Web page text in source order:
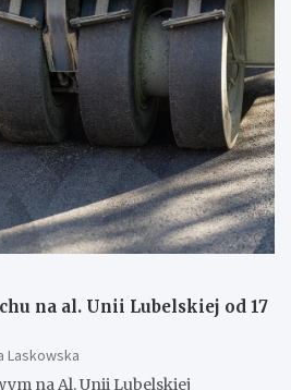
na al. Unii Lubelskiej od 17
Laskowska
na Al. Unii Lubelskiej